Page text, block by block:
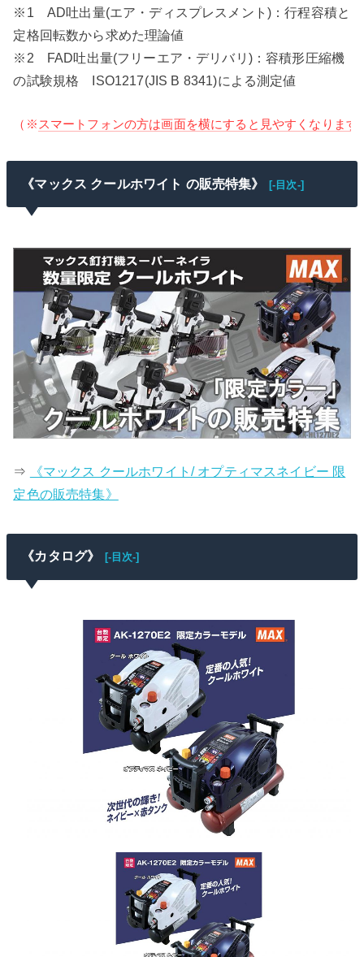
※1 AD吐出量(エア・ディスプレスメント)：行程容積と
定格回転数から求めた理論値
※2 FAD吐出量(フリーエア・デリバリ)：容積形圧縮機
の試験規格 ISO1217(JIS B 8341)による測定値
（※ スマートフォンの方は画面を横にすると見やすくなります
《マックス クールホワイト の販売特集》 [-目次-]
⇒
《マックス クールホワイト/ オプティマスネイビー 限
定色の販売特集》
《カタログ》 [-目次-]